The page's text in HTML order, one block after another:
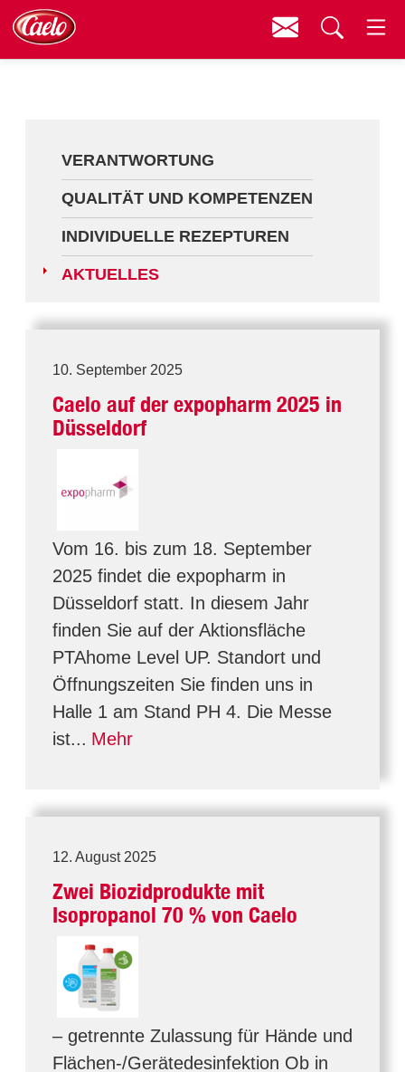
Aktuelles
VERANTWORTUNG
QUALITÄT UND KOMPETENZEN
INDIVIDUELLE REZEPTUREN
AKTUELLES
10. September 2025
Caelo auf der expopharm 2025 in
Düsseldorf
Vom 16. bis zum 18. September
2025 findet die expopharm in
Düsseldorf statt. In diesem Jahr
finden Sie auf der Aktionsfläche
PTAhome Level UP. Standort und
Öffnungszeiten Sie finden uns in
Halle 1 am Stand PH 4. Die Messe
ist... Mehr
12. August 2025
Zwei Biozidprodukte mit
Isopropanol 70 % von Caelo
– getrennte Zulassung für Hände und
Flächen-/Gerätedesinfektion Ob in